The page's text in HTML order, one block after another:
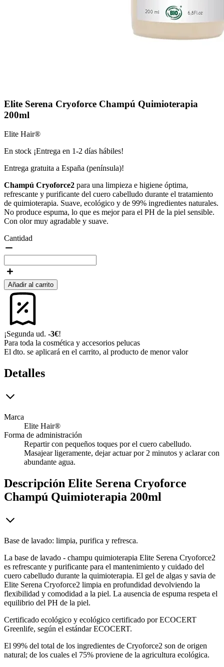
Elite Serena Cryoforce Champú Quimioterapia
200ml
Elite Hair®
En stock ¡Entrega en 1-2 días hábiles!
Entrega gratuita a España (península)!
Champú Cryoforce2 para una limpieza e higiene óptima,
refrescante y purificante del cuero cabelludo durante el tratamiento
de quimioterapia. Suave, ecológico y de 99% ingredientes naturales.
No produce espuma, lo que es mejor para el PH de la piel sensible.
Con olor muy agradable y suave.
Cantidad
Añadir al carrito
¡Segunda ud. -3€!
Para toda la cosmética y accesorios pelucas
El dto. se aplicará en el carrito, al producto de menor valor
Detalles
Marca
Elite Hair®
Forma de administración
Repartir con pequeños toques por el cuero cabelludo.
Masajear ligeramente, dejar actuar por 2 minutos y aclarar con
abundante agua.
Descripción Elite Serena Cryoforce
Champú Quimioterapia 200ml
Base de lavado: limpia, purifica y refresca.
La base de lavado - champu quimioterapia Elite Serena Cryoforce2
es refrescante y purificante para el mantenimiento y cuidado del
cuero cabelludo durante la quimioterapia. El gel de algas y savia de
Elite Serena Cryoforce2 limpia en profundidad devolviendo la
flexibilidad y comodidad a la piel. La ausencia de espuma respeta el
equilibrio del PH de la piel.
Certificado ecológico y ecológico certificado por ECOCERT
Greenlife, según el estándar ECOCERT.
El 99% del total de los ingredientes de Cryoforce2 son de origen
natural; de los cuales el 75% proviene de la agricultura ecológica.